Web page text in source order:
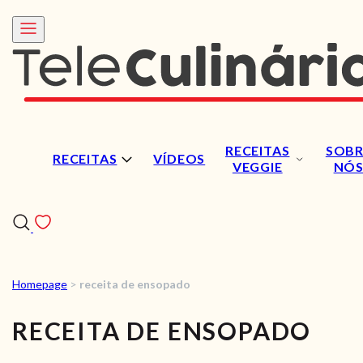
RECEITAS VÍDEOS
RECEITAS
VEGGIE
NÓS
RECEITAS
VÍDEOS
Homepage > receita de ensopado
RECEITA DE ENSOPADO